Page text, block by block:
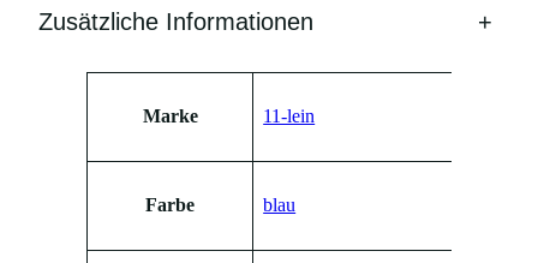
P
Zusätzliche Informationen +
Marke
11-lein
Farbe blau